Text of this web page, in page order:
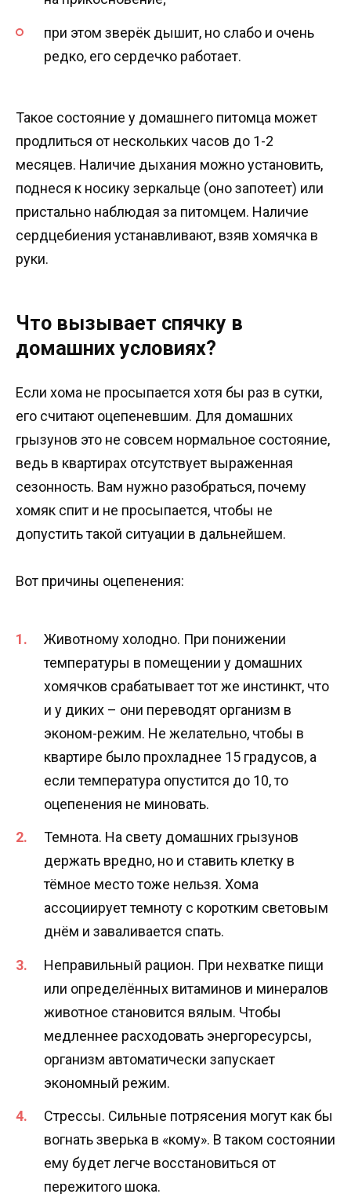
при этом зверёк дышит, но слабо и очень
редко, его сердечко работает.
Такое состояние у домашнего питомца может
продлиться от нескольких часов до 1-2
месяцев. Наличие дыхания можно установить,
поднеся к носику зеркальце (оно запотеет) или
пристально наблюдая за питомцем. Наличие
сердцебиения устанавливают, взяв хомячка в
руки.
Что вызывает спячку в
домашних условиях?
Если хома не просыпается хотя бы раз в сутки,
его считают оцепеневшим. Для домашних
грызунов это не совсем нормальное состояние,
ведь в квартирах отсутствует выраженная
сезонность. Вам нужно разобраться, почему
хомяк спит и не просыпается, чтобы не
допустить такой ситуации в дальнейшем.
Вот причины оцепенения:
Животному холодно. При понижении
температуры в помещении у домашних
хомячков срабатывает тот же инстинкт, что
и у диких – они переводят организм в
эконом-режим. Не желательно, чтобы в
квартире было прохладнее 15 градусов, а
если температура опустится до 10, то
оцепенения не миновать.
Темнота. На свету домашних грызунов
держать вредно, но и ставить клетку в
тёмное место тоже нельзя. Хома
ассоциирует темноту с коротким световым
днём и заваливается спать.
Неправильный рацион. При нехватке пищи
или определённых витаминов и минералов
животное становится вялым. Чтобы
медленнее расходовать энергоресурсы,
организм автоматически запускает
экономный режим.
Стрессы. Сильные потрясения могут как бы
вогнать зверька в «кому». В таком состоянии
ему будет легче восстановиться от
пережитого шока.